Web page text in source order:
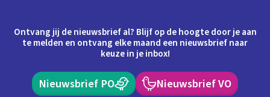
Ontvang jij de nieuwsbrief al? Blijf op de hoogte door je aan
te melden en ontvang elke maand een nieuwsbrief naar
keuze in je inbox!
Nieuwsbrief PO Nieuwsbrief VO